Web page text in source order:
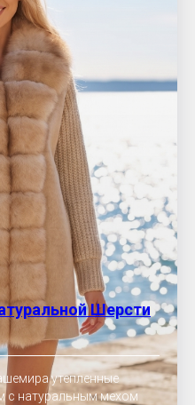
Шерсти
утепленные
с натуральным мехом